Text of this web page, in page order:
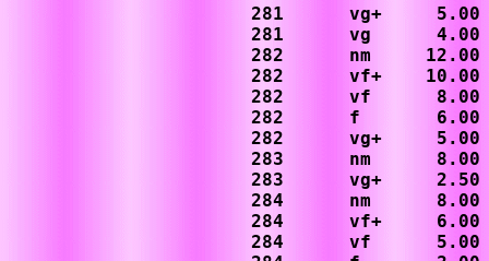
281      vg+     5.00
281      vg      4.00
282      nm     12.00
282      vf+    10.00
282      vf      8.00
282      f       6.00
282      vg+     5.00
283      nm      8.00
283      vg+     2.50
284      nm      8.00
284      vf+     6.00
284      vf      5.00